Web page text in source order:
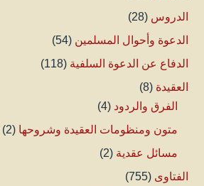
الدروس (28)
الدعوة وأحوال المسلمين (54)
الدفاع عن الدعوة السلفية (118)
العقيدة (8)
الفرق والردود (4)
متون ومنظومات العقيدة وشروحها (2)
مسائل عقدية (2)
الفتاوى (755)